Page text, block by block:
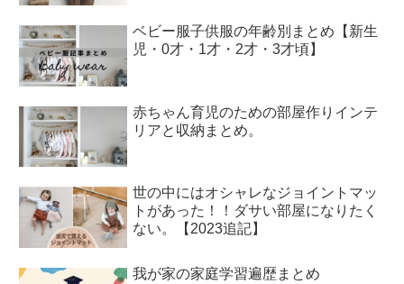
ベビー服子供服の年齢別まとめ【新生
児・0才・1才・2才・3才頃】
赤ちゃん育児のための部屋作りインテ
リアと収納まとめ。
世の中にはオシャレなジョイントマッ
トがあった！！ダサい部屋になりたく
ない。【2023追記】
我が家の家庭学習遍歴まとめ